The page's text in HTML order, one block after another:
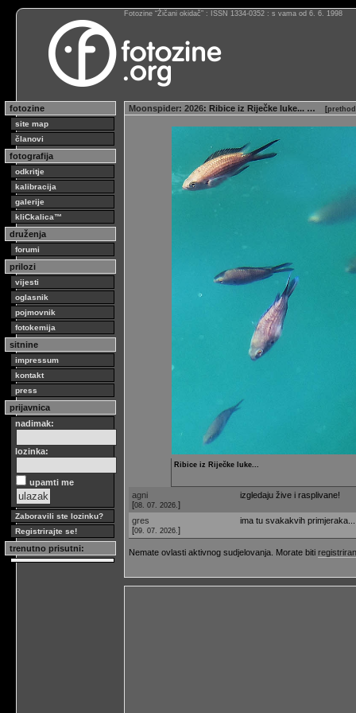
Fotozine “Žičani okidač” : ISSN 1334-0352 : s vama od 6. 6. 1998
fotozine
site map
članovi
fotografija
odkritje
kalibracija
galerije
kliCkalica™
druženja
forumi
prilozi
vijesti
oglasnik
pojmovnik
fotokemija
sitnine
impressum
kontakt
press
prijavnica
nadimak:
lozinka:
upamti me
Zaboravili ste lozinku?
Registrirajte se!
trenutno prisutni:
Moonspider: 2026: Ribice iz Riječke luke... … [
Ribice iz Riječke luke...
agni
[08. 07. 2026. ]
izgledaju žive i rasplivane!
gres
[09. 07. 2026. ]
ima tu svakakvih
Nemate ovlasti aktivnog sudjelovanja. Morate biti